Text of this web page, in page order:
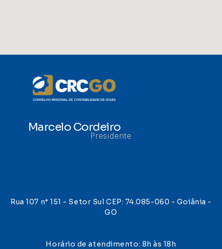
Marcelo Cordeiro
Presidente
Rua 107 n° 151 - Setor Sul CEP: 74.085-060 - Goiânia -
GO
Horário de atendimento: 8h às 18h